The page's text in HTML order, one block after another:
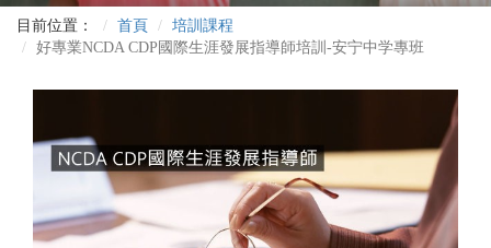
目前位置： 首頁
培訓課程
好專業NCDA CDP國際生涯發展指導師培訓-安宁中学專班